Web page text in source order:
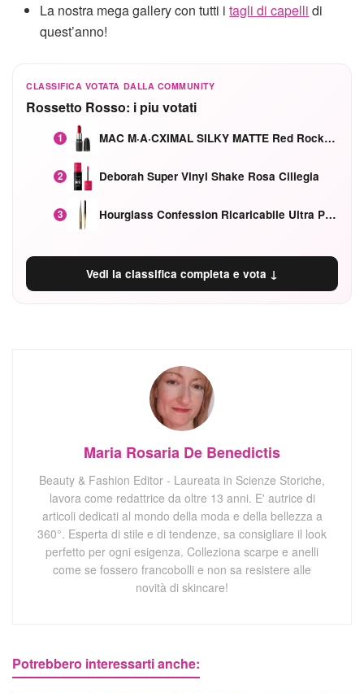
La nostra mega gallery con tutti itagli di capelli di
quest’anno!
CLASSIFICA VOTATA DALLA COMMUNITY
Rossetto Rosso: i piu votati
1 MAC M·A·CXIMAL SILKY MATTE Red Rock mat
2 Deborah Super Vinyl Shake Rosa Ciliegia
3 Hourglass Confession Ricaricabile Ultra Preciso Ad Alta Intensità Secretly Classic Red
Vedi la classifica completa e vota ↓
Maria Rosaria De Benedictis
Beauty & Fashion Editor - Laureata in Scienze Storiche,
lavora come redattrice da oltre 13 anni. E' autrice di
articoli dedicati al mondo della moda e della bellezza a
360°. Esperta di stile e di tendenze, sa consigliare il look
perfetto per ogni esigenza. Colleziona scarpe e anelli
come se fossero francobolli e non sa resistere alle
novità di skincare!
Potrebbero interessarti anche: